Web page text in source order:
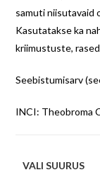
samuti niisutavaid
Kasutatakse ka
kriimustuste,
Seebistumisarv
INCI: Theobroma
VALI SUURUS